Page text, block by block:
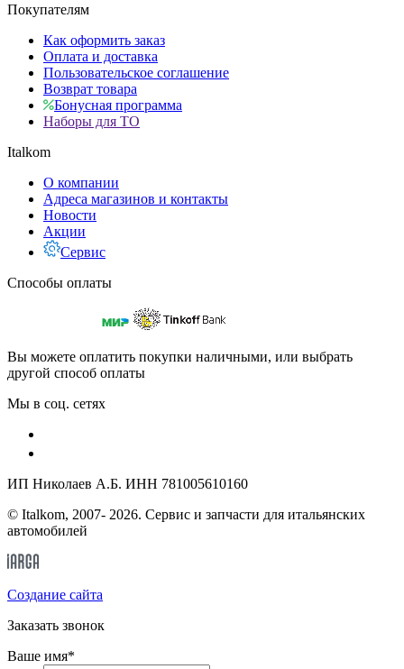
Покупателям
Как оформить заказ
Оплата и доставка
Пользовательское соглашение
Возврат товара
Бонусная программа
Наборы для ТО
Italkom
О компании
Адреса магазинов и контакты
Новости
Акции
Сервис
Способы оплаты
Вы можете оплатить покупки наличными, или выбрать
другой способ оплаты
Мы в соц. сетях
ИП Николаев А.Б. ИНН 781005610160
© Italkom, 2007- 2026. Сервис и запчасти для итальянских
автомобилей
Cоздание сайта
Заказать звонок
Ваше имя*